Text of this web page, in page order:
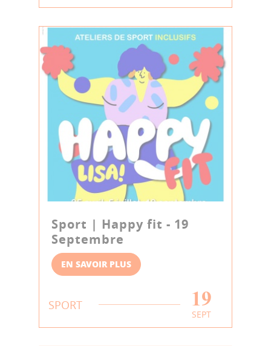
Sport | Happy fit - 19
Septembre
EN SAVOIR PLUS
SPORT 19
SEPT